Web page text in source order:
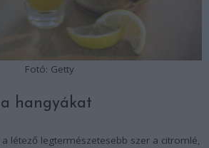
Fotó: Getty
hangyákat
létező legtermészetesebb szer a citromlé,